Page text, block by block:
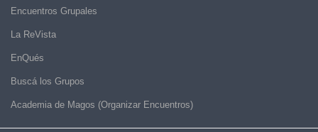
Encuentros Grupales
La ReVista
EnQués
Buscá los Grupos
Academia de Magos (Organizar Encuentros)